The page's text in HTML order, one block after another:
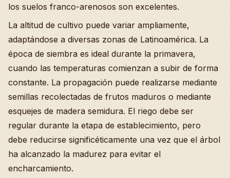
los suelos franco-arenosos son excelentes.
La altitud de cultivo puede variar ampliamente,
adaptándose a diversas zonas de Latinoamérica. La
época de siembra es ideal durante la primavera,
cuando las temperaturas comienzan a subir de forma
constante. La propagación puede realizarse mediante
semillas recolectadas de frutos maduros o mediante
esquejes de madera semidura. El riego debe ser
regular durante la etapa de establecimiento, pero
debe reducirse significéticamente una vez que el árbol
ha alcanzado la madurez para evitar el
encharcamiento.